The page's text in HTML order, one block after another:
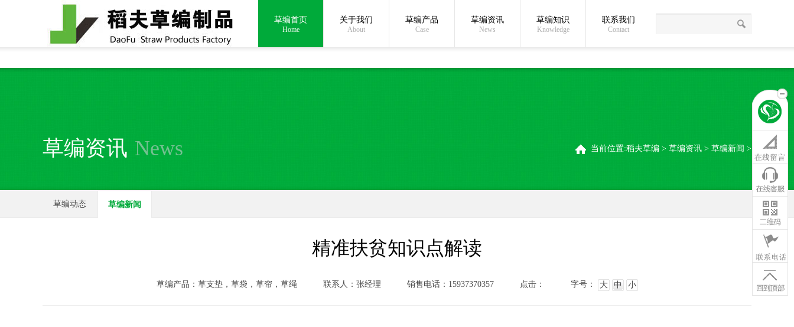
全国统一24小时销售电话：15937370357 在线沟通: 关于我们 草编常识 稻夫草编制品厂
草编首页
Home
关于我们
About
草编产品
Case
草编资讯
News
草编知识
Knowledge
联系我们
Contact
草编资讯 News 当前位置:稻夫草编 > 草编资讯 > 草编新闻 >
草编动态 草编新闻
精准扶贫知识点解读
草编产品：草支垫，草袋，草帘，草绳 联系人：张经理 销售电话：15937370357 点击： 字号： 大 中 小